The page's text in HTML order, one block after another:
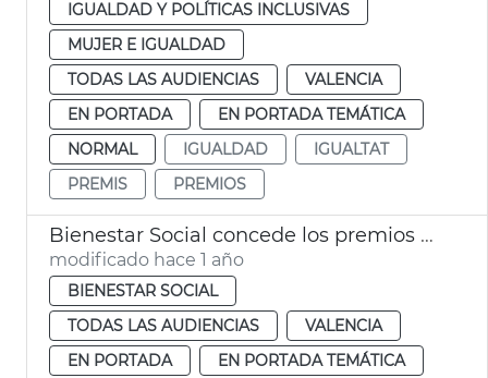
IGUALDAD Y POLÍTICAS INCLUSIVAS
MUJER E IGUALDAD
TODAS LAS AUDIENCIAS
VALENCIA
EN PORTADA
EN PORTADA TEMÁTICA
NORMAL
IGUALDAD
IGUALTAT
PREMIS
PREMIOS
Bienestar Social concede los premios K me cuentas 2025
modificado hace 1 año
BIENESTAR SOCIAL
TODAS LAS AUDIENCIAS
VALENCIA
EN PORTADA
EN PORTADA TEMÁTICA